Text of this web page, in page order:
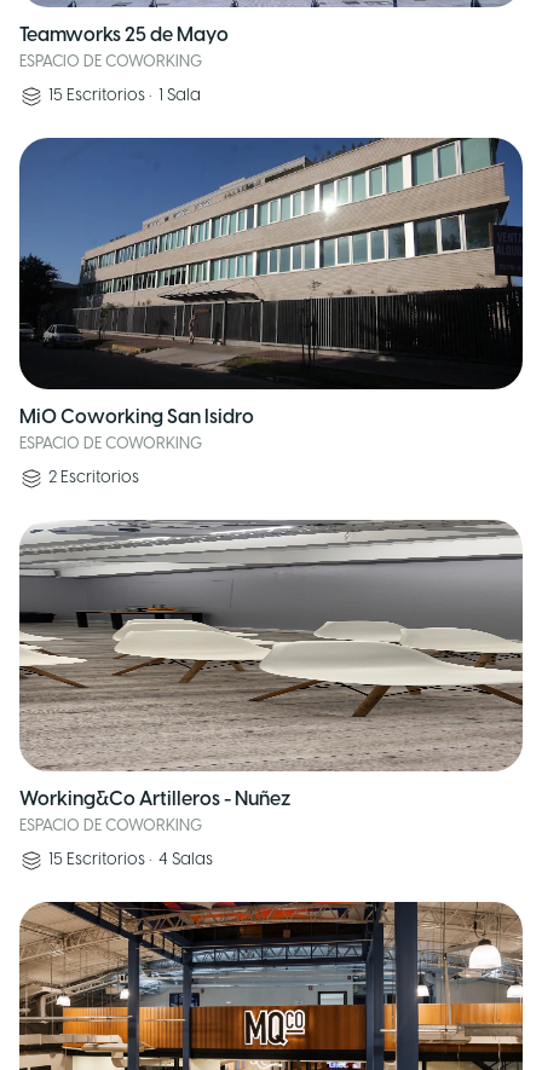
Teamworks 25 de Mayo
ESPACIO DE COWORKING
15 Escritorios • 1 Sala
MiO Coworking San Isidro
ESPACIO DE COWORKING
2 Escritorios
Working&Co Artilleros - Nuñez
ESPACIO DE COWORKING
15 Escritorios • 4 Salas